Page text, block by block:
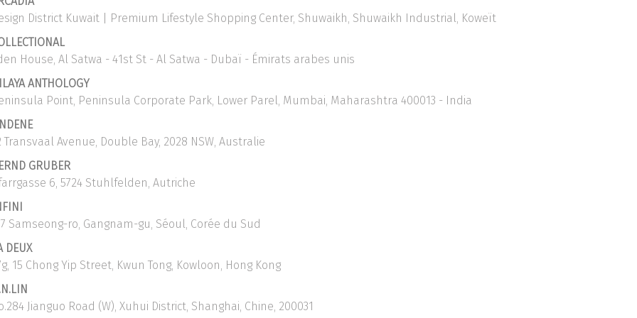
District Kuwait | Premium Lifestyle Shopping Center, Shuwaikh, Shuwaikh Industrial, Koweït
House, Al Satwa - 41st St - Al Satwa - Dubaï - Émirats arabes unis
ANTHOLOGY
Point, Peninsula Corporate Park, Lower Parel, Mumbai, Maharashtra 400013 - India
Transvaal Avenue, Double Bay, 2028 NSW, Australie
GRUBER
6, 5724 Stuhlfelden, Autriche
Samseong-ro, Gangnam-gu, Séoul, Corée du Sud
DEUX
15 Chong Yip Street, Kwun Tong, Kowloon, Hong Kong
Jianguo Road (W), Xuhui District, Shanghai, Chine, 200031